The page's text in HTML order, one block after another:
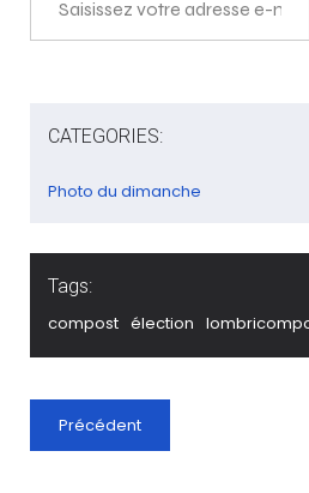
CATEGORIES:
Photo du dimanche
Tags:
compost élection
Précédent